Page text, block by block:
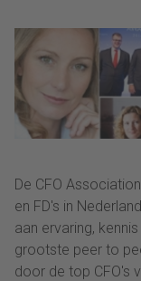
combineren met
mensgericht
leiderschap.”
De CFO
en FD's in
aan ervaring,
grootste peer to
door de top CFO's